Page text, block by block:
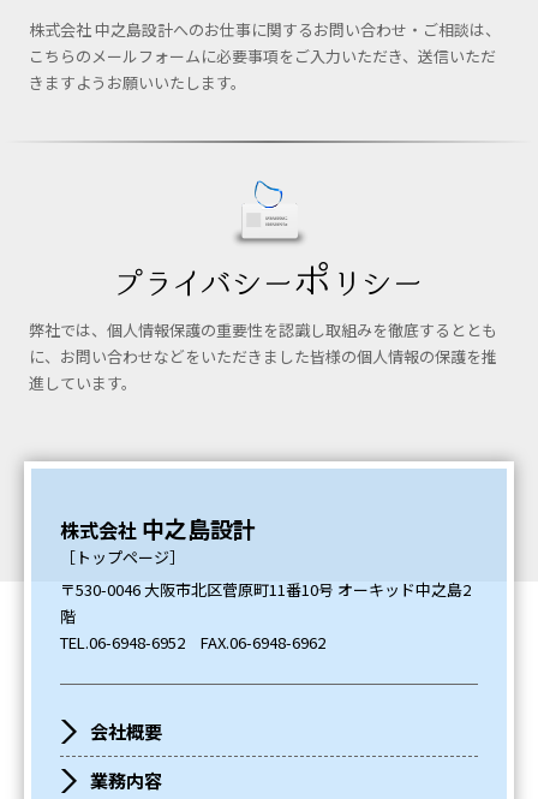
株式会社 中之島設計へのお仕事に関するお問い合わせ・ご相談は、
こちらのメールフォームに必要事項をご入力いただき、送信いただ
きますようお願いいたします。
弊社では、個人情報保護の重要性を認識し取組みを徹底するととも
に、お問い合わせなどをいただきました皆様の個人情報の保護を推
進しています。
株式会社 中之島設計
［トップページ］
〒530-0046 大阪市北区菅原町11番10号 オーキッド中之島2
階
TEL.06-6948-6952 FAX.06-6948-6962
会社概要
業務内容